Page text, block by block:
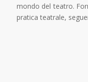
mondo del teatro.
pratica teatrale,